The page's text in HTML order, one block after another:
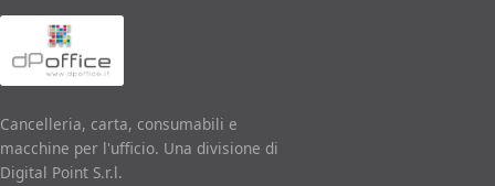
Cancelleria, carta, consumabili e
macchine per l'ufficio. Una divisione di
Digital Point S.r.l.